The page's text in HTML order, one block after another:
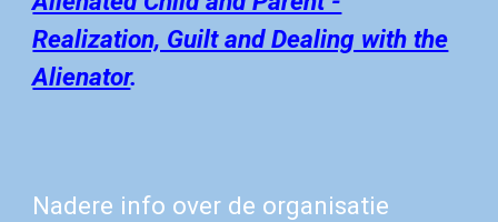
Realization, Guilt and Dealing with the
Alienator.
Nadere info over de organisatie